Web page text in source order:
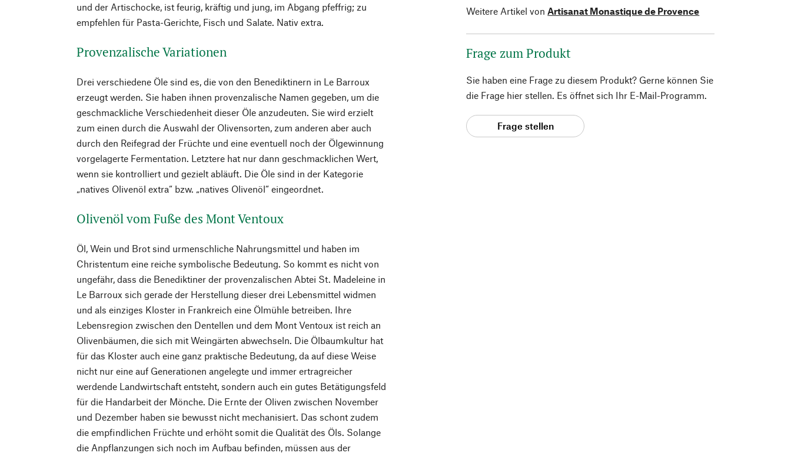
und der Artischocke, ist feurig, kräftig und jung, im Abgang pfeffrig; zu
empfehlen für Pasta-Gerichte, Fisch und Salate. Nativ extra.
Provenzalische Variationen
Drei verschiedene Öle sind es, die von den Benediktinern in Le Barroux
erzeugt werden. Sie haben ihnen provenzalische Namen gegeben, um die
geschmackliche Verschiedenheit dieser Öle anzudeuten. Sie wird erzielt
zum einen durch die Auswahl der Olivensorten, zum anderen aber auch
durch den Reifegrad der Früchte und eine eventuell noch der Ölgewinnung
vorgelagerte Fermentation. Letztere hat nur dann geschmacklichen Wert,
wenn sie kontrolliert und gezielt abläuft. Die Öle sind in der Kategorie
„natives Olivenöl extra“ bzw. „natives Olivenöl“ eingeordnet.
Olivenöl vom Fuße des Mont Ventoux
Öl, Wein und Brot sind urmenschliche Nahrungsmittel und haben im
Christentum eine reiche symbolische Bedeutung. So kommt es nicht von
ungefähr, dass die Benediktiner der provenzalischen Abtei St. Madeleine in
Le Barroux sich gerade der Herstellung dieser drei Lebensmittel widmen
und als einziges Kloster in Frankreich eine Ölmühle betreiben. Ihre
Lebensregion zwischen den Dentellen und dem Mont Ventoux ist reich an
Olivenbäumen, die sich mit Weingärten abwechseln. Die Ölbaumkultur hat
für das Kloster auch eine ganz praktische Bedeutung, da auf diese Weise
nicht nur eine auf Generationen angelegte und immer ertragreicher
werdende Landwirtschaft entsteht, sondern auch ein gutes Betätigungsfeld
für die Handarbeit der Mönche. Die Ernte der Oliven zwischen November
und Dezember haben sie bewusst nicht mechanisiert. Das schont zudem
die empfindlichen Früchte und erhöht somit die Qualität des Öls. Solange
die Anpflanzungen sich noch im Aufbau befinden, müssen aus der
Weitere Artikel von Artisanat Monastique de Provence
Frage zum Produkt
Sie haben eine Frage zu diesem Produkt? Gerne können Sie
die Frage hier stellen. Es öffnet sich Ihr E-Mail-Programm.
Frage stellen